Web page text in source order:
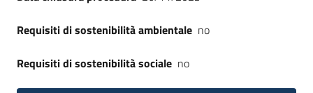
Requisiti di sostenibilità ambientale no
Requisiti di sostenibilità sociale no